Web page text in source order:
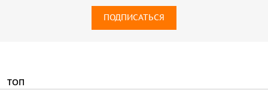
ПОДПИСАТЬСЯ
ТОП